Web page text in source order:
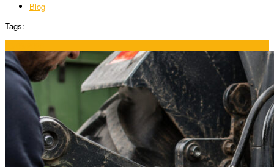
Blog
Tags: